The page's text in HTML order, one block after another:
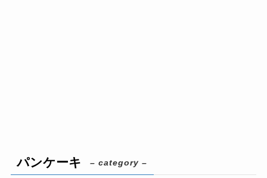
パンケーキ – category –